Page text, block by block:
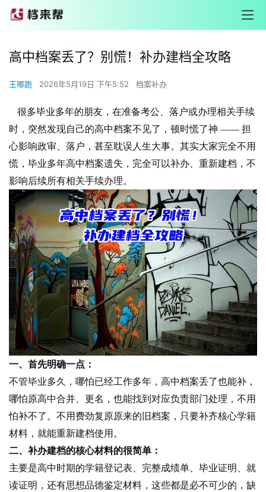
高中档案丢了？别慌！补办建档全攻略
王哪跑 2026年5月19日 下午5:52 档案补办
很多毕业多年的朋友，在准备考公、落户或办理相关手续
时，突然发现自己的高中档案不见了，顿时慌了神 —— 担
心影响政审、落户，甚至耽误人生大事。其实大家完全不用
慌，毕业多年高中档案遗失，完全可以补办、重新建档，不
影响后续所有相关手续办理。
一、首先明确一点：
不管毕业多久，哪怕已经工作多年，高中档案丢了也能补，
哪怕原高中合并、更名，也能找到对应负责部门处理，不用
怕补不了。不用费劲复原原来的旧档案，只要补齐核心学籍
材料，就能重新建档使用。
二、补办建档的核心材料的很简单：
主要是高中时期的学籍登记表、完整成绩单、毕业证明、就
读证明，还有思想品德鉴定材料，这些都是必不可少的，缺